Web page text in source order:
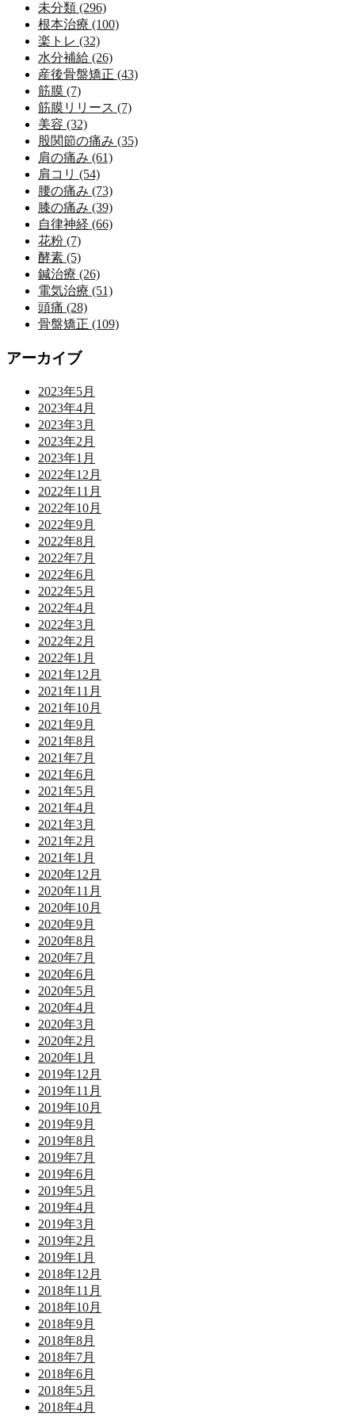
未分類 (296)
根本治療 (100)
楽トレ (32)
水分補給 (26)
産後骨盤矯正 (43)
筋膜 (7)
筋膜リリース (7)
美容 (32)
股関節の痛み (35)
肩の痛み (61)
肩コリ (54)
腰の痛み (73)
膝の痛み (39)
自律神経 (66)
花粉 (7)
酵素 (5)
鍼治療 (26)
電気治療 (51)
頭痛 (28)
骨盤矯正 (109)
アーカイブ
2023年5月
2023年4月
2023年3月
2023年2月
2023年1月
2022年12月
2022年11月
2022年10月
2022年9月
2022年8月
2022年7月
2022年6月
2022年5月
2022年4月
2022年3月
2022年2月
2022年1月
2021年12月
2021年11月
2021年10月
2021年9月
2021年8月
2021年7月
2021年6月
2021年5月
2021年4月
2021年3月
2021年2月
2021年1月
2020年12月
2020年11月
2020年10月
2020年9月
2020年8月
2020年7月
2020年6月
2020年5月
2020年4月
2020年3月
2020年2月
2020年1月
2019年12月
2019年11月
2019年10月
2019年9月
2019年8月
2019年7月
2019年6月
2019年5月
2019年4月
2019年3月
2019年2月
2019年1月
2018年12月
2018年11月
2018年10月
2018年9月
2018年8月
2018年7月
2018年6月
2018年5月
2018年4月